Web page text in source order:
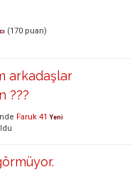
(170 puan)
arkadaşlar
???
Faruk 41 Yeni